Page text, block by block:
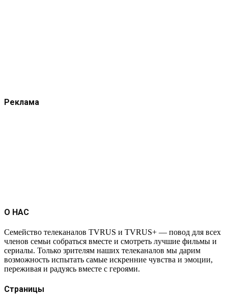
Реклама
О НАС
Семейство телеканалов TVRUS и TVRUS+ — повод для всех
членов семьи собраться вместе и смотреть лучшие фильмы и
сериалы. Только зрителям наших телеканалов мы дарим
возможность испытать самые искренние чувства и эмоции,
переживая и радуясь вместе с героями.
Страницы